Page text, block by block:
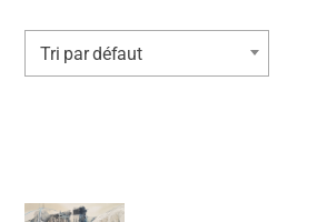
Tri par défaut